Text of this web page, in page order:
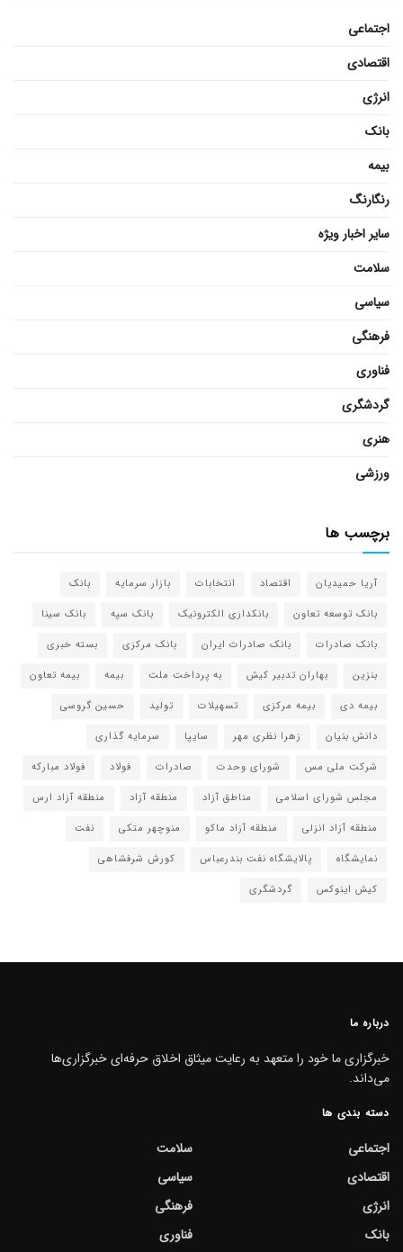
اجتماعی
اقتصادی
انرژی
بانک
بیمه
رنگارنگ
سایر اخبار ویژه
سلامت
سیاسی
فرهنگی
فناوری
گردشگری
هنری
ورزشی
برچسب ها
آریا حمیدیان اقتصاد انتخابات بازار سرمایه
بانک
بانک توسعه تعاون
بانکداری الکترونیک بانک سپه
بانک سینا
بانک صادرات
بانک صادرات ایران بانک مرکزی
بسته خبری
بنزین
بهاران تدبیر کیش به پرداخت ملت بیمه
بیمه تعاون
بیمه دی
بیمه مرکزی تسهیلات تولید
حسین گروسی
دانش بنیان
زهرا نظری مهر سایپا
سرمایه گذاری
شرکت ملی مس
شورای وحدت صادرات فولاد
فولاد مبارکه
مجلس شورای اسلامی
مناطق آزاد منطقه آزاد
منطقه آزاد ارس
منطقه آزاد انزلی
منطقه آزاد ماکو منوچهر متکی
نفت
نمایشگاه
پالایشگاه نفت بندرعباس
کورش شرفشاهی
کیش اینوکس
گردشگری
درباره ما
خبرگزاری ما خود را متعهد به رعایت میثاق اخلاق حرفه‌ای خبرگزاری‌ها
می‌داند.
دسته بندی ها
اجتماعی
اقتصادی
انرژی
بانک
سلامت
سیاسی
فرهنگی
فناوری